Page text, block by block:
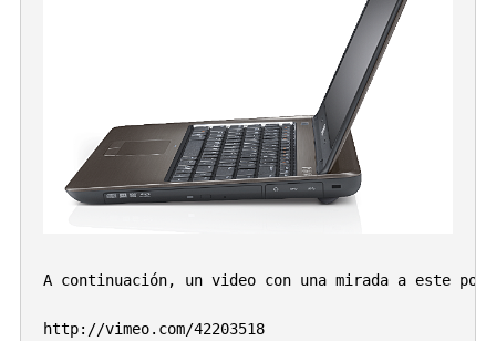
A continuación, un video con una mirada a este